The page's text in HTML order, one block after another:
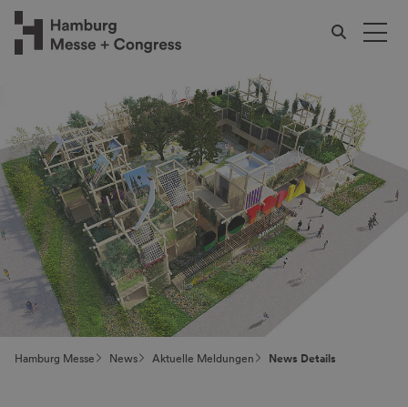
Hamburg Messe News Aktuelle Meldungen News Details